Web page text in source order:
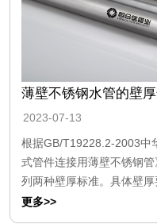
薄壁不锈钢水管的壁
2023-07-13
根据GB/T19228.2-2003中
式管件连接用薄壁不锈钢
列两种壁厚标准。具体壁厚
更多>>